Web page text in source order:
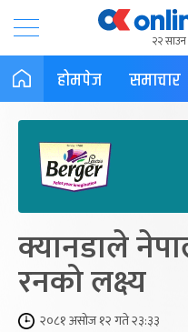
२२
होमपेज समाचार
क्यानडाले
रनको लक्ष्य
२०८१ असोज १२ गते २३:३३